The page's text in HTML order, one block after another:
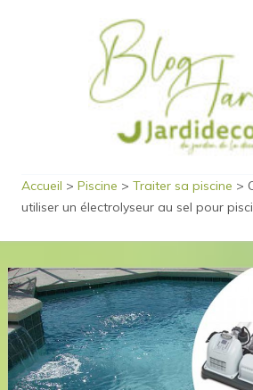
Accueil > Piscine > Traiter sa piscine >
utiliser un électrolyseur au sel pour